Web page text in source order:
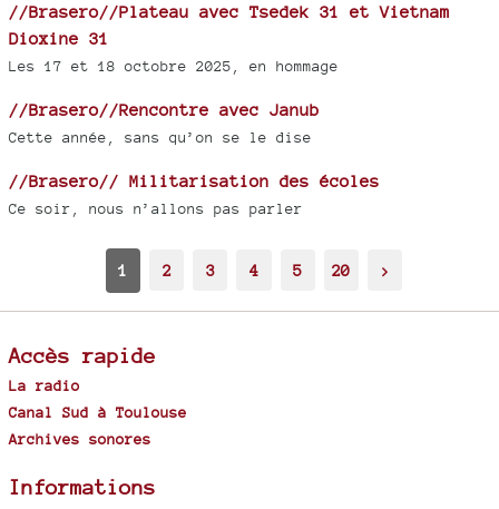
//Brasero//Plateau avec Tsedek 31 et Vietnam
Dioxine 31
Les 17 et 18 octobre 2025, en hommage
//Brasero//Rencontre avec Janub
Cette année, sans qu’on se le dise
//Brasero// Militarisation des écoles
Ce soir, nous n’allons pas parler
1 2 3 4 5 20 >
Accès rapide
La radio
Canal Sud à Toulouse
Archives sonores
Informations